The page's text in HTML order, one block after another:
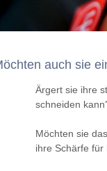
auch sie
Ärgert sie ihre
schneiden
Möchten sie
ihre Schärfe